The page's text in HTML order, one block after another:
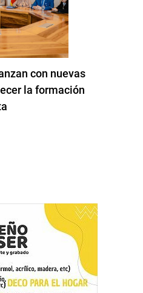
con nuevas
la formación